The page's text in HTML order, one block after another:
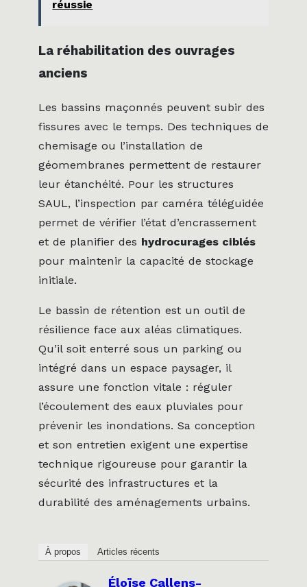
réussie
La réhabilitation des ouvrages
anciens
Les bassins maçonnés peuvent subir des
fissures avec le temps. Des techniques de
chemisage ou l’installation de
géomembranes permettent de restaurer
leur étanchéité. Pour les structures
SAUL, l’inspection par caméra téléguidée
permet de vérifier l’état d’encrassement
et de planifier des hydrocurages ciblés
pour maintenir la capacité de stockage
initiale.
Le bassin de rétention est un outil de
résilience face aux aléas climatiques.
Qu’il soit enterré sous un parking ou
intégré dans un espace paysager, il
assure une fonction vitale : réguler
l’écoulement des eaux pluviales pour
prévenir les inondations. Sa conception
et son entretien exigent une expertise
technique rigoureuse pour garantir la
sécurité des infrastructures et la
durabilité des aménagements urbains.
À propos Articles récents
Éloïse Callens-